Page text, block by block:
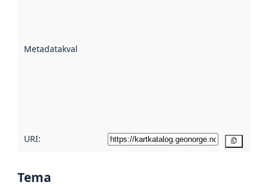
Metadatakvalitet
URI:
Tema